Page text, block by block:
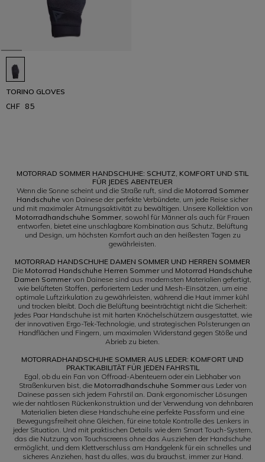
TORINO GLOVES
CHF 85
MOTORRAD SOMMER HANDSCHUHE: SCHUTZ, KOMFORT UND STIL
FÜR JEDES ABENTEUER
Wenn die Sonne scheint und die Straße ruft, sind die Motorrad Sommer
Handschuhe von Dainese der perfekte Verbündete, um jede Reise sicher
und mit maximaler Atmungsaktivität zu bewältigen. Unsere Kollektion von
Motorradhandschuhe Sommer, sowohl für Männer als auch für Frauen
entworfen, bietet eine unschlagbare Kombination aus Schutz, Belüftung
und Design, um höchsten Komfort auch an den heißesten Tagen zu
gewährleisten.
MOTORRAD HANDSCHUHE DAMEN SOMMER UND HERREN SOMMER
Die Motorrad Handschuhe Herren Sommerund Motorrad Handschuhe
Damen Sommervon Dainese sind aus modernsten Materialien gefertigt,
wie belüfteten Stoffen, perforiertem Leder und Mesh-Einsätzen, um eine
optimale Luftzirkulation zu gewährleisten, während die Haut immer kühl
und trocken bleibt. Doch die Belüftung beeinträchtigt nicht die Sicherheit:
Jedes Paar Handschuhe ist mit harten Knöchelschützern ausgestattet, wie
der innovativen Ergo-Tek-Technologie, und strategischen Polsterungen an
Handflächen und Fingern, um maximalen Widerstand gegen Stöße und
Abrieb zu bieten.
MOTORRADHANDSCHUHE SOMMER AUS LEDER: KOMFORT UND
PRAKTIKABILITÄT FÜR JEDEN FAHRSTIL
Egal, ob du ein Fan von Offroad-Abenteuern oder ein Liebhaber von
Straßenkurven bist, die Motorradhandschuhe Sommeraus Leder von
Dainese passen sich jedem Fahrstil an. Dank ergonomischer Lösungen
wie der nahtlosen Rückenkonstruktion und der Verwendung von dehnbaren
Materialien bieten diese Handschuhe eine perfekte Passform und eine
Bewegungsfreiheit ohne Gleichen, für eine totale Kontrolle des Lenkers in
jeder Situation. Und mit praktischen Details wie dem Smart Touch-System,
das die Nutzung von Touchscreens ohne das Ausziehen der Handschuhe
ermöglicht, und dem Klettverschluss am Handgelenk für ein schnelles und
sicheres Anziehen, hast du alles, was du brauchst, immer zur Hand.